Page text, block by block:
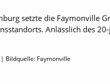
setzte die Faymonville
Anlässlich des
Bildquelle: Faymonville